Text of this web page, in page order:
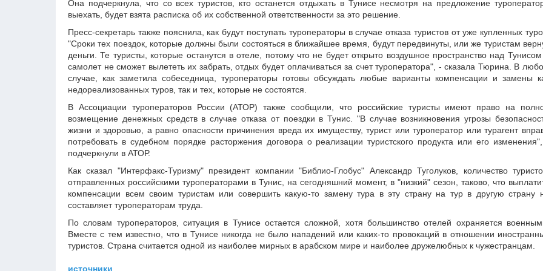
Она подчеркнула, что со всех туристов, кто останется отдыхать в Тунисе несмотря на предложение
выехать, будет взята расписка об их собственной ответственности за это решение.
Пресс-секретарь также пояснила, как будут поступать туроператоры в случае отказа туристов от уже купленных
"Сроки тех поездок, которые должны были состояться в ближайшее время, будут передвинуты, или же туристам
деньги. Те туристы, которые останутся в отеле, потому что не будет открыто воздушное пространство над
самолет не сможет вылететь их забрать, отдых будет оплачиваться за счет туроператора", - сказала Тюрина. В
случае, как заметила собеседница, туроператоры готовы обсуждать любые варианты компенсации и замены
недореализованных туров, так и тех, которые не состоятся.
В Ассоциации туроператоров России (АТОР) также сообщили, что российские туристы имеют право на
возмещение денежных средств в случае отказа от поездки в Тунис. "В случае возникновения угрозы
жизни и здоровью, а равно опасности причинения вреда их имуществу, турист или туроператор или турагент
потребовать в судебном порядке расторжения договора о реализации туристского продукта или его
подчеркнули в АТОР.
Как сказал "Интерфакс-Туризму" президент компании "Библио-Глобус" Александр Туголуков, количество
отправленных российскими туроператорами в Тунис, на сегодняшний момент, в "низкий" сезон, таково, что
компенсации всем своим туристам или совершить какую-то замену тура в эту страну на тур в другую страну
составляет туроператорам труда.
По словам туроператоров, ситуация в Тунисе остается сложной, хотя большинство отелей охраняется
Вместе с тем известно, что в Тунисе никогда не было нападений или каких-то провокаций в отношении
туристов. Страна считается одной из наиболее мирных в арабском мире и наиболее дружелюбных к чужестранцам.
источники